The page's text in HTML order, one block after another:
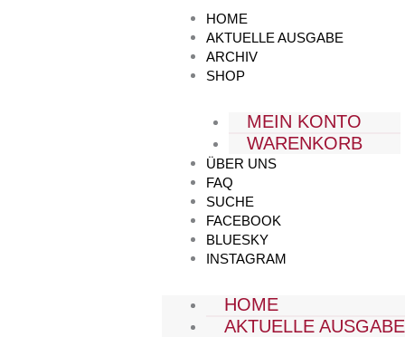
HOME
AKTUELLE AUSGABE
ARCHIV
SHOP
MEIN KONTO
WARENKORB
ÜBER UNS
FAQ
SUCHE
FACEBOOK
BLUESKY
INSTAGRAM
HOME
AKTUELLE AUSGABE